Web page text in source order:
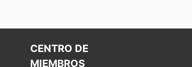
CENTRO DE
MIEMBROS